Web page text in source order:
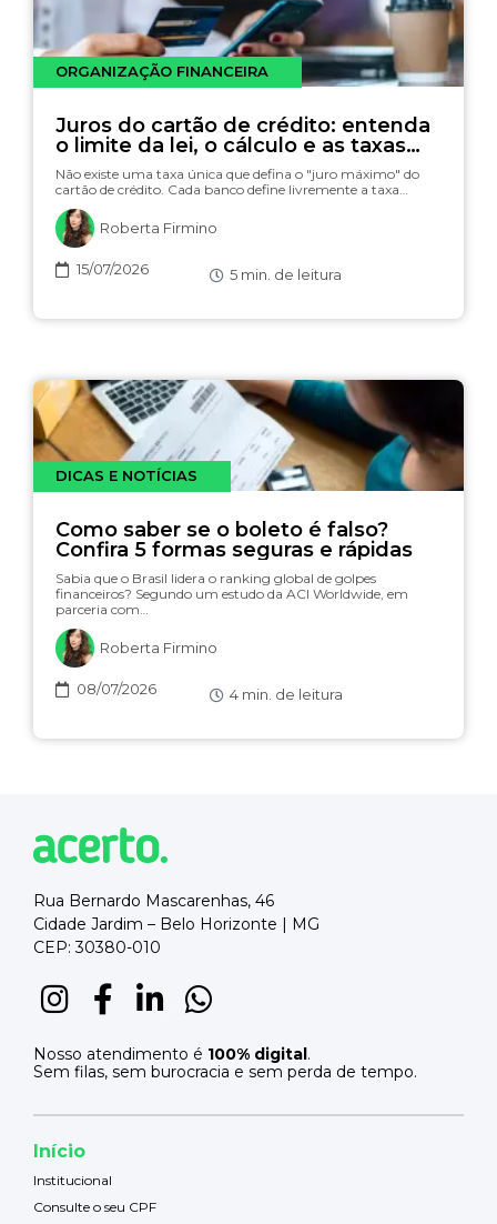
ORGANIZAÇÃO FINANCEIRA
Juros do cartão de crédito: entenda
o limite da lei, o cálculo e as taxas
(com simulador)
Não existe uma taxa única que defina o "juro máximo" do
cartão de crédito. Cada banco define livremente a taxa…
Roberta Firmino
15/07/2026 5 min. de leitura
DICAS E NOTÍCIAS
Como saber se o boleto é falso?
Confira 5 formas seguras e rápidas
Sabia que o Brasil lidera o ranking global de golpes
financeiros? Segundo um estudo da ACI Worldwide, em
parceria com…
Roberta Firmino
08/07/2026 4 min. de leitura
Rua Bernardo Mascarenhas, 46
Cidade Jardim – Belo Horizonte | MG
CEP: 30380-010
Nosso atendimento é 100% digital.
Sem filas, sem burocracia e sem perda de tempo.
Início
Institucional
Consulte o seu CPF